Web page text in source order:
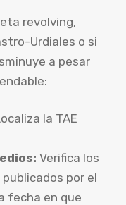
revolving,
Urdiales o si
a pesar
la TAE
Verifica los
por el
fecha en que